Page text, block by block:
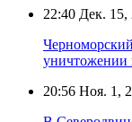
22:40 Дек. 15,
уничтожении
20:56 Ноя. 1,